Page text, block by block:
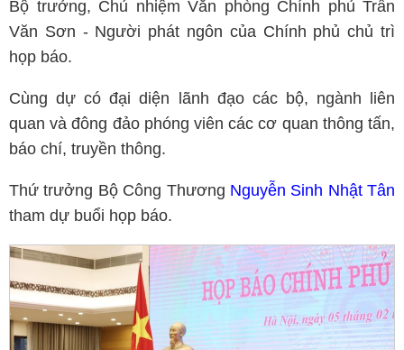
Bộ trưởng, Chủ nhiệm Văn phòng Chính phủ Trần
Văn Sơn - Người phát ngôn của Chính phủ chủ trì
họp báo.
Cùng dự có đại diện lãnh đạo các bộ, ngành liên
quan và đông đảo phóng viên các cơ quan thông tấn,
báo chí, truyền thông.
Thứ trưởng Bộ Công Thương Nguyễn Sinh Nhật Tân
tham dự buổi họp báo.